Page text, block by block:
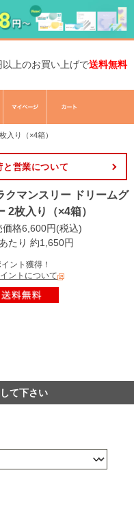
以上のお買い上げで送料無料
入り（×4箱）
営業について
クマンスリー ドリームグ
2枚入り（×4箱）
価格6,600円(税込)
たり 約1,650円
ント獲得！
ントについて
て下さい